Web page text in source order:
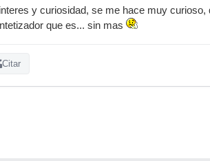
y curiosidad, se me hace muy
que es... sin mas
Citar